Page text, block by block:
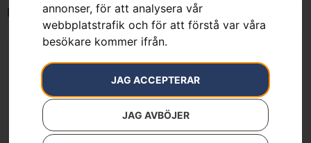
annonser, för att analysera vår
webbplatstrafik och för att förstå var våra
besökare kommer ifrån.
JAG ACCEPTERAR
JAG AVBÖJER
Endast ett sökresultat